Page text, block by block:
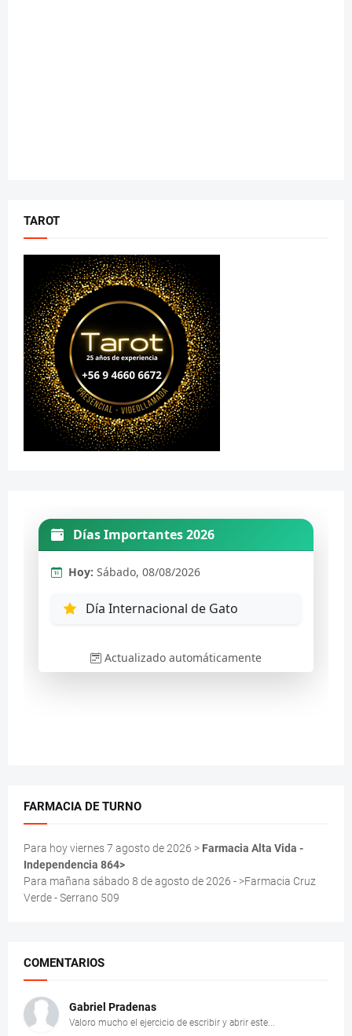
TAROT
FARMACIA DE TURNO
Para hoy viernes 7 agosto de 2026 > Farmacia Alta Vida -
Independencia 864>
Para mañana sábado 8 de agosto de 2026 - >Farmacia Cruz
Verde - Serrano 509
COMENTARIOS
Gabriel Pradenas
Valoro mucho el ejercicio de escribir y abrir este...